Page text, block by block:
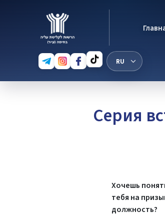
Серия
Хочешь
тебя на
должность?